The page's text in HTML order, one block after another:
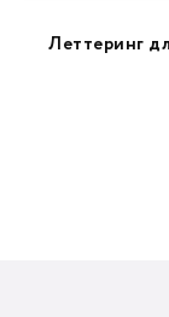
Леттеринг